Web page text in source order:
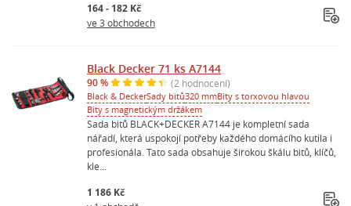
164 - 182 Kč
ve 3 obchodech
Black Decker 71 ks A7144
90 % (2 hodnocení)
Black & DeckerSady bitů320 mmBity s torxovou hlavou
Bity s magnetickým držákem
Sada bitů BLACK+DECKER A7144 je kompletní sada
nářadí, která uspokojí potřeby každého domácího kutila i
profesionála. Tato sada obsahuje širokou škálu bitů, klíčů,
kle...
1 186 Kč